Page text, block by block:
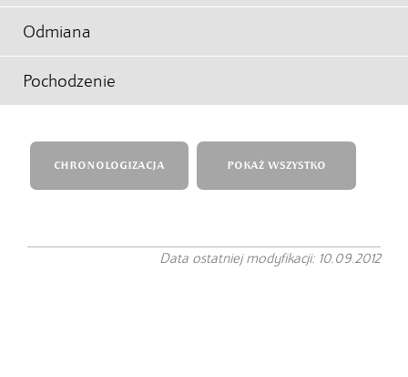
Odmiana
Pochodzenie
CHRONOLOGIZACJA POKAŻ WSZYSTKO
Data ostatniej modyfikacji: 10.09.2012